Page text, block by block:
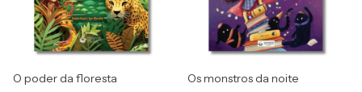
O poder da floresta Os monstros da noite